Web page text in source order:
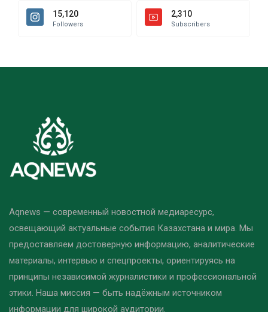
15,120
Followers
2,310
Subscribers
Aqnews — современный новостной медиаресурс,
освещающий актуальные события Казахстана и мира. Мы
предоставляем достоверную информацию, аналитические
материалы, интервью и спецпроекты, ориентируясь на
принципы независимой журналистики и профессиональной
этики. Наша миссия — быть надёжным источником
информации для широкой аудитории.